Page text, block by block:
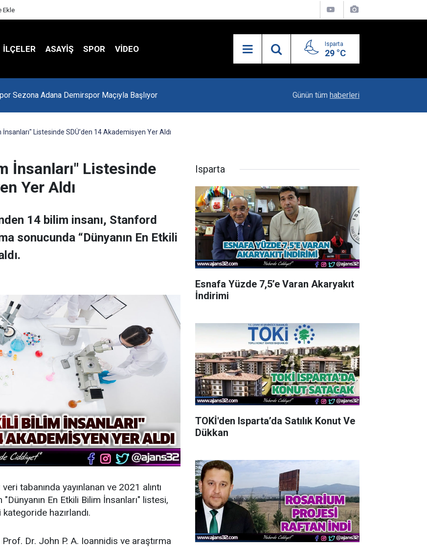
Ekle
İLÇELER ASAYİŞ SPOR VIDEO Isparta
29 °C
Batağında Vali Erin: Bu İşin Kenarında Olanlara Bile Bu
Günün tüm haberleri
İnsanları" Listesinde SDÜ’den 14 Akademisyen Yer Aldı
İnsanları" Listesinde
Yer Aldı
14 bilim insanı, Stanford
sonucunda “Dünyanın En Etkili
tabanında yayınlanan ve 2021 alıntı
En Etkili Bilim İnsanları" listesi,
hazırlandı.
Dr. John P. A. Ioannidis ve araştırma
Isparta
Esnafa Yüzde 7,5’e Varan Akaryakıt
İndirimi
TOKİ'den Isparta’da Satılık Konut Ve
Dükkan